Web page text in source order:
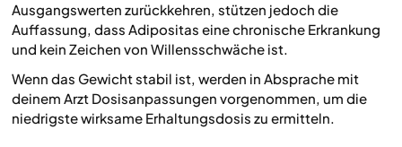
Ausgangswerten zurückkehren, stützen jedoch die
Auffassung, dass Adipositas eine chronische Erkrankung
und kein Zeichen von Willensschwäche ist.
Wenn das Gewicht stabil ist, werden in Absprache mit
deinem Arzt Dosisanpassungen vorgenommen, um die
niedrigste wirksame Erhaltungsdosis zu ermitteln.